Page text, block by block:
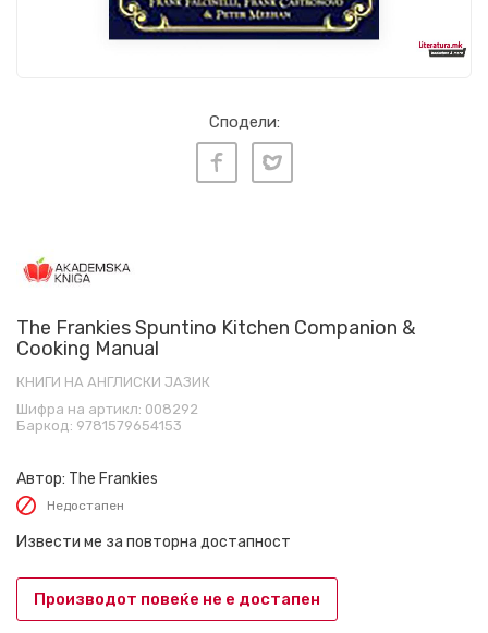
Сподели:
The Frankies Spuntino Kitchen Companion &
Cooking Manual
КНИГИ НА АНГЛИСКИ ЈАЗИК
Шифра на артикл: 008292
Баркод: 9781579654153
Автор: The Frankies
Недостапен
Извести ме за повторна достапност
Производот повеќе не е достапен